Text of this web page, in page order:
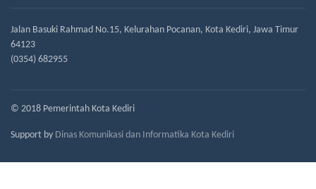
Jalan Basuki Rahmad No.15, Kelurahan Pocanan, Kota Kediri, Jawa Timur
64123
(0354) 682955
© 2018 Pemerintah Kota Kediri
Support by Dinas Komunikasi dan Informatika Kota Kediri